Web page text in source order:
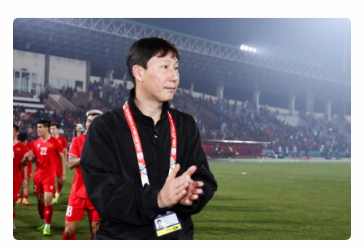
ĐA PHƯƠNG TIỆN
eMagazine
Podcast
Video Ảnh
Infographic
Chuyên trangAn ninh thế giới
Văn nghệ Công an
Chuyên đề